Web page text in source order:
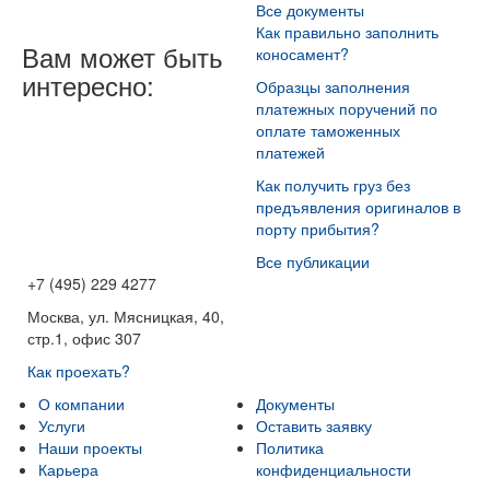
Все документы
Вам может быть
интересно:
Как правильно заполнить
коносамент?
Образцы заполнения
платежных поручений по
оплате таможенных
платежей
Как получить груз без
предъявления оригиналов в
порту прибытия?
Все публикации
+7 (495) 229 4277
Москва, ул. Мясницкая, 40,
стр.1, офис 307
Как проехать?
О компании
Услуги
Наши проекты
Карьера
Документы
Оставить заявку
Политика
конфиденциальности